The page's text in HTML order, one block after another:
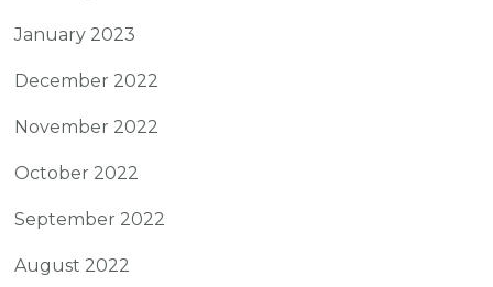
January 2023
December 2022
November 2022
October 2022
September 2022
August 2022